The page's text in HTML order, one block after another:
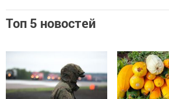
Топ 5 новостей